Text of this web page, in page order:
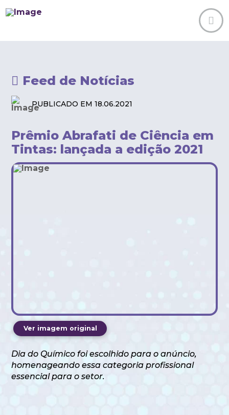
Feed de Notícias
PUBLICADO EM 18.06.2021
Prêmio Abrafati de Ciência em
Tintas: lançada a edição 2021
Ver imagem original
Dia do Químico foi escolhido para o anúncio,
homenageando essa categoria profissional
essencial para o setor.